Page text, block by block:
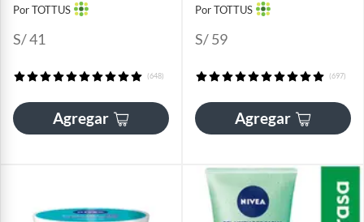
Por TOTTUS
S/ 41
(648)
Agregar
Por TOTTUS
S/ 59
(697)
Agregar